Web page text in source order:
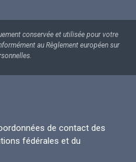
conservée et utilisée pour votre
au Règlement européen sur
de contact des
fédérales et du